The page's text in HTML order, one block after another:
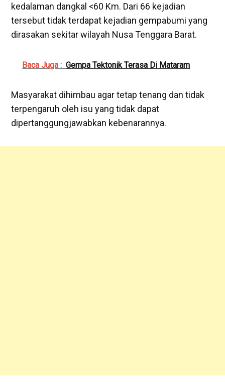
kedalaman dangkal <60 Km. Dari 66 kejadian
tersebut tidak terdapat kejadian gempabumi yang
dirasakan sekitar wilayah Nusa Tenggara Barat.
Baca Juga : Gempa Tektonik Terasa Di Mataram
Masyarakat dihimbau agar tetap tenang dan tidak
terpengaruh oleh isu yang tidak dapat
dipertanggungjawabkan kebenarannya.